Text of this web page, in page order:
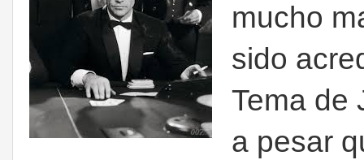
mucho
sido
Tema de
a pesar